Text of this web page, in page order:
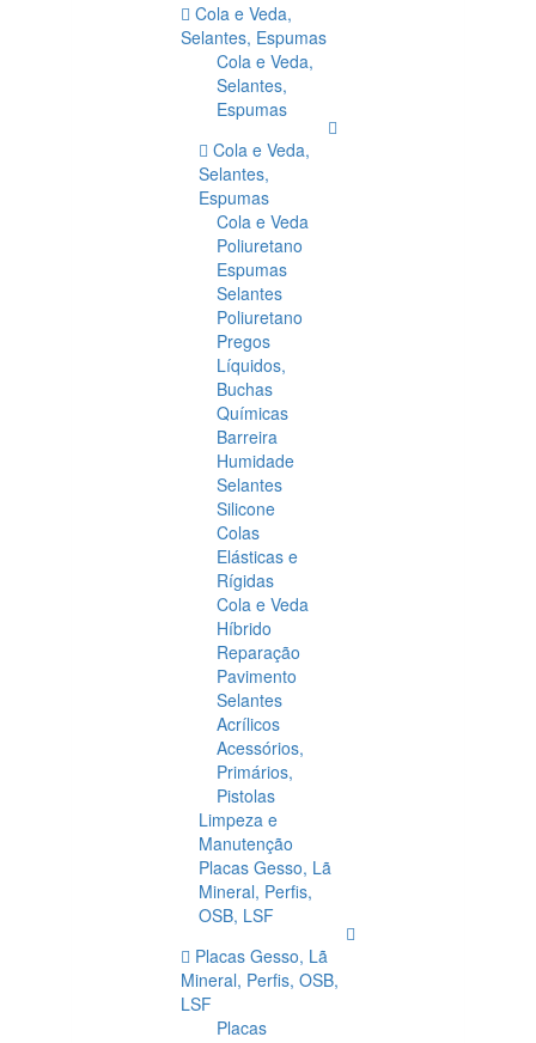
Cola e Veda,
Selantes, Espumas
Cola e Veda,
Selantes,
Espumas
Cola e Veda,
Selantes,
Espumas
Cola e Veda
Poliuretano
Espumas
Selantes
Poliuretano
Pregos
Líquidos,
Buchas
Químicas
Barreira
Humidade
Selantes
Silicone
Colas
Elásticas e
Rígidas
Cola e Veda
Híbrido
Reparação
Pavimento
Selantes
Acrílicos
Acessórios,
Primários,
Pistolas
Limpeza e
Manutenção
Placas Gesso, Lã
Mineral, Perfis,
OSB, LSF
Placas Gesso, Lã
Mineral, Perfis, OSB,
LSF
Placas